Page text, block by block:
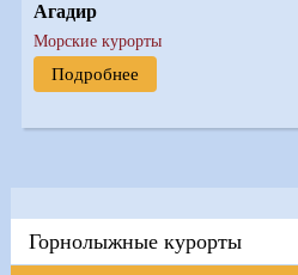
Агадир
Морские курорты
Подробнее
Горнолыжные курорты